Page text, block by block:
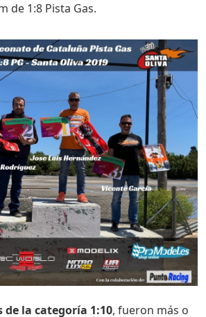
de 1:8 Pista Gas.
la categoría 1:10, fueron más o